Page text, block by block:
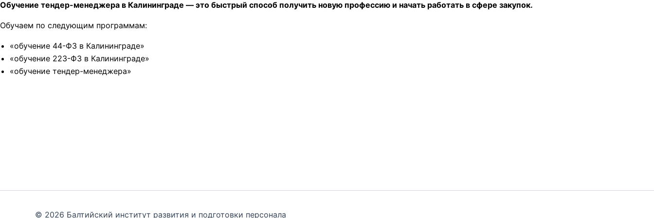
Обучение тендер-менеджера в Калининграде — это быстрый способ получить новую профессию и начать работать в сфере закупок.
Обучаем по следующим программам:
«обучение 44-ФЗ в Калининграде»
«обучение 223-ФЗ в Калининграде»
«обучение тендер-менеджера»
© 2026 Балтийский институт развития и подготовки персонала